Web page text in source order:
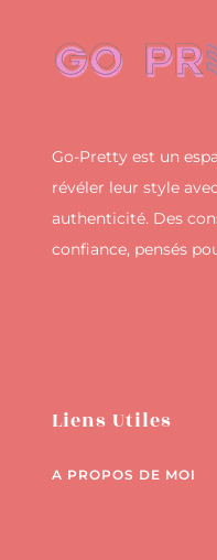
Go-Pretty est un
révéler leur style
authenticité. Des
confiance, pensés
Liens Utiles
A PROPOS DE MOI